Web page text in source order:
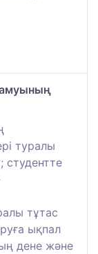
туралы
студентте
тұтас
ықпал
дене және